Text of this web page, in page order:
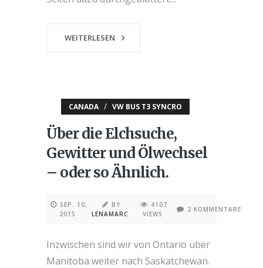
WEITERLESEN
CANADA / VW BUS T3 SYNCRO
Über die Elchsuche,
Gewitter und Ölwechsel
– oder so Ähnlich.
SEP. 10,
2015
BY
LENAMARC
4107
VIEWS
2 KOMMENTARE
Inzwischen sind wir von Ontario über
Manitoba weiter nach Saskatchewan.